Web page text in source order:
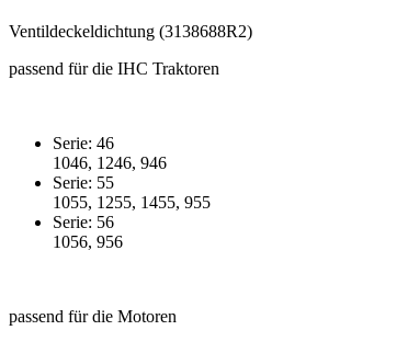
Ventildeckeldichtung (3138688R2)
passend für die IHC Traktoren
Serie: 46
1046, 1246, 946
Serie: 55
1055, 1255, 1455, 955
Serie: 56
1056, 956
passend für die Motoren